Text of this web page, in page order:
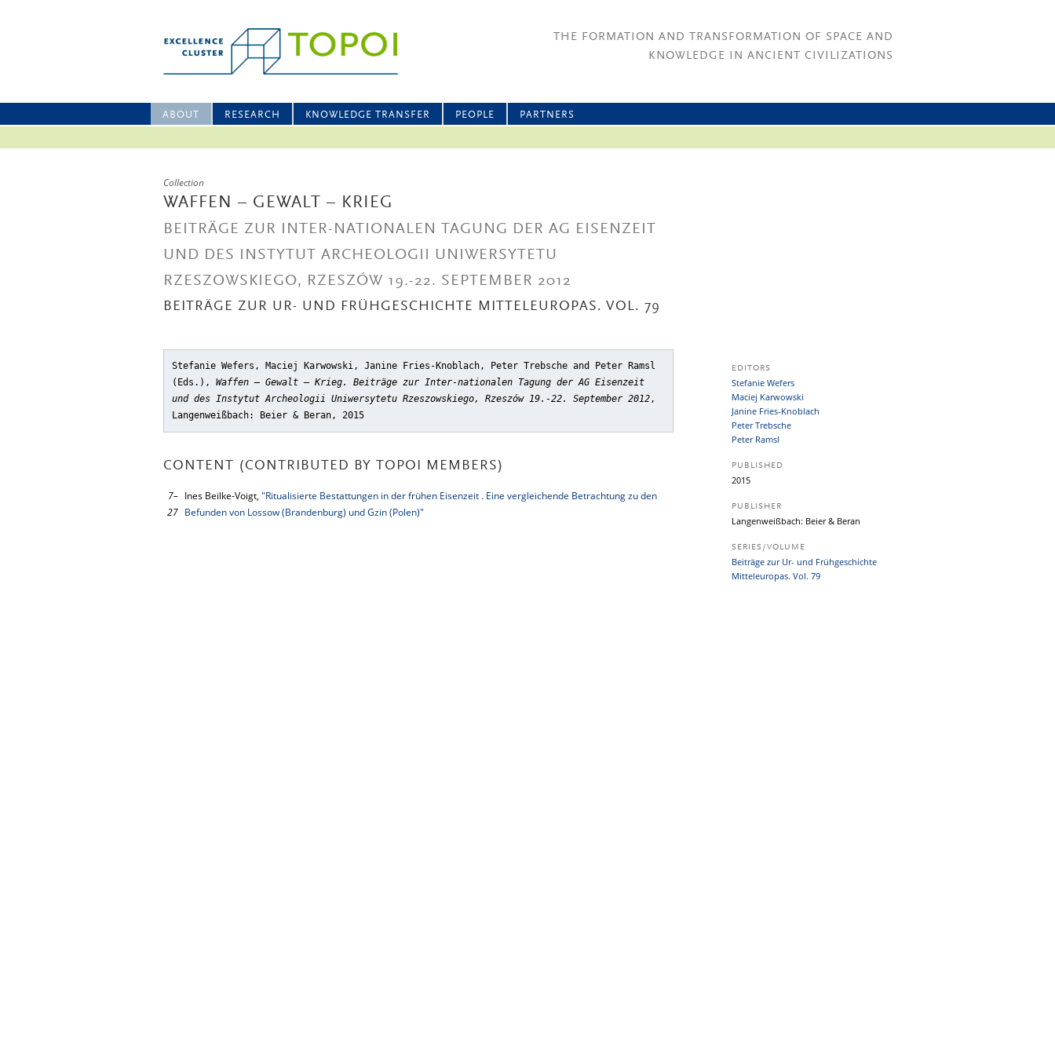
THE FORMATION AND TRANSFORMATION OF SPACE AND
KNOWLEDGE IN ANCIENT CIVILIZATIONS
ABOUT RESEARCH KNOWLEDGE TRANSFER PEOPLE PARTNERS
Collection
WAFFEN – GEWALT – KRIEG
BEITRÄGE ZUR INTER-NATIONALEN TAGUNG DER AG EISENZEIT
UND DES INSTYTUT ARCHEOLOGII UNIWERSYTETU
RZESZOWSKIEGO, RZESZÓW 19.-22. SEPTEMBER 2012
BEITRÄGE ZUR UR- UND FRÜHGESCHICHTE MITTELEUROPAS. VOL. 79
Stefanie Wefers, Maciej Karwowski, Janine Fries-Knoblach, Peter Trebsche and Peter Ramsl
(Eds.), Waffen – Gewalt – Krieg. Beiträge zur Inter-nationalen Tagung der AG Eisenzeit
und des Instytut Archeologii Uniwersytetu Rzeszowskiego, Rzeszów 19.-22. September 2012,
Langenweißbach: Beier & Beran, 2015
CONTENT (CONTRIBUTED BY TOPOI MEMBERS)
7–
27
Ines Beilke-Voigt, "Ritualisierte Bestattungen in der frühen Eisenzeit . Eine vergleichende Betrachtung zu den
Befunden von Lossow (Brandenburg) und Gzin (Polen)"
EDITORS
Stefanie Wefers
Maciej Karwowski
Janine Fries-Knoblach
Peter Trebsche
Peter Ramsl
PUBLISHED
2015
PUBLISHER
Langenweißbach: Beier & Beran
SERIES/VOLUME
Beiträge zur Ur- und Frühgeschichte
Mitteleuropas. Vol. 79